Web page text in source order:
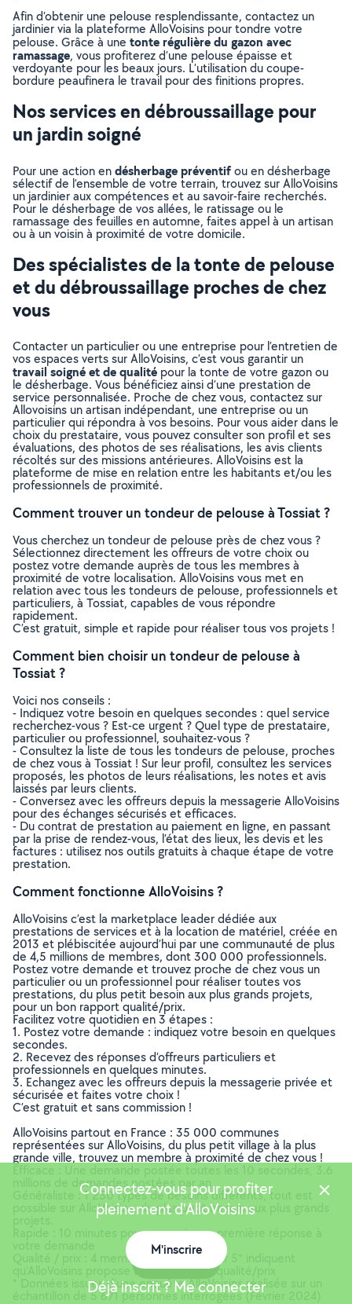
Afin d’obtenir une pelouse resplendissante, contactez un
jardinier via la plateforme AlloVoisins pour tondre votre
pelouse. Grâce à une tonte régulière du gazon avec
ramassage, vous profiterez d’une pelouse épaisse et
verdoyante pour les beaux jours. L’utilisation du coupe-
bordure peaufinera le travail pour des finitions propres.
Nos services en débroussaillage pour
un jardin soigné
Pour une action endésherbage préventifou en désherbage
sélectif de l’ensemble de votre terrain, trouvez sur AlloVoisins
un jardinier aux compétences et au savoir-faire recherchés.
Pour le désherbage de vos allées, le ratissage ou le
ramassage des feuilles en automne, faites appel à un artisan
ou à un voisin à proximité de votre domicile.
Des spécialistes de la tonte de pelouse
et du débroussaillage proches de chez
vous
Contacter un particulier ou une entreprise pour l’entretien de
vos espaces verts sur AlloVoisins, c’est vous garantir un
travail soigné et de qualité pour la tonte de votre gazon ou
le désherbage. Vous bénéficiez ainsi d’une prestation de
service personnalisée. Proche de chez vous, contactez sur
Allovoisins un artisan indépendant, une entreprise ou un
particulier qui répondra à vos besoins. Pour vous aider dans le
choix du prestataire, vous pouvez consulter son profil et ses
évaluations, des photos de ses réalisations, les avis clients
récoltés sur des missions antérieures. AlloVoisins est la
plateforme de mise en relation entre les habitants et/ou les
professionnels de proximité.
Comment trouver un tondeur de pelouse à Tossiat ?
Vous cherchez un tondeur de pelouse près de chez vous ?
Sélectionnez directement les offreurs de votre choix ou
postez votre demande auprès de tous les membres à
proximité de votre localisation. AlloVoisins vous met en
relation avec tous les tondeurs de pelouse, professionnels et
particuliers, à Tossiat, capables de vous répondre
rapidement.
C’est gratuit, simple et rapide pour réaliser tous vos projets !
Comment bien choisir un tondeur de pelouse à
Tossiat ?
Voici nos conseils :
- Indiquez votre besoin en quelques secondes : quel service
recherchez-vous ? Est-ce urgent ? Quel type de prestataire,
particulier ou professionnel, souhaitez-vous ?
- Consultez la liste de tous les tondeurs de pelouse, proches
de chez vous à Tossiat ! Sur leur profil, consultez les services
proposés, les photos de leurs réalisations, les notes et avis
laissés par leurs clients.
- Conversez avec les offreurs depuis la messagerie AlloVoisins
pour des échanges sécurisés et efficaces.
- Du contrat de prestation au paiement en ligne, en passant
par la prise de rendez-vous, l’état des lieux, les devis et les
factures : utilisez nos outils gratuits à chaque étape de votre
prestation.
Comment fonctionne AlloVoisins ?
AlloVoisins c’est la marketplace leader dédiée aux
prestations de services et à la location de matériel, créée en
2013 et plébiscitée aujourd’hui par une communauté de plus
de 4,5 millions de membres, dont 300 000 professionnels.
Postez votre demande et trouvez proche de chez vous un
particulier ou un professionnel pour réaliser toutes vos
prestations, du plus petit besoin aux plus grands projets,
pour un bon rapport qualité/prix.
Facilitez votre quotidien en 3 étapes :
1. Postez votre demande : indiquez votre besoin en quelques
secondes.
2. Recevez des réponses d’offreurs particuliers et
professionnels en quelques minutes.
3. Echangez avec les offreurs depuis la messagerie privée et
sécurisée et faites votre choix !
C’est gratuit et sans commission !
AlloVoisins partout en France : 35 000 communes
représentées sur AlloVoisins, du plus petit village à la plus
grande ville, trouvez un membre à proximité de chez vous !
millions de demandes postées par an
Généraliste : 1 250 types de besoins différents, tout est
possible sur AlloVoisins, du plus petit besoin aux plus grands
Rapide : 10 minutes pour recevoir une première réponse à
Qualité / prix : 4 membres AlloVoisins sur 5* indiquent
qu’AlloVoisins propose un bon rapport qualité/prix
* Données issues d’une enquête AlloVoisins réalisée sur un
échantillon de 5 671 personnes interrogées (Février 2024)
Connectez-vous pour profiter
pleinement d'AlloVoisins
M'inscrire
Déjà inscrit ? Me connecter